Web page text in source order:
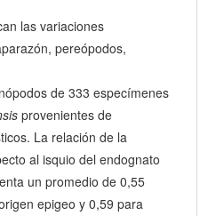
las variaciones
pereópodos,
de 333 especímenes
provenientes de
La relación de la
al isquio del endognato
un promedio de 0,55
epigeo y 0,59 para